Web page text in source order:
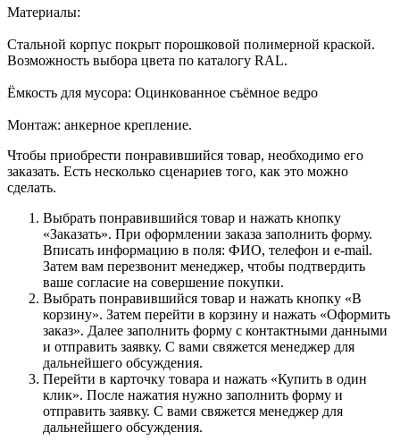
Материалы:
Стальной корпус покрыт порошковой полимерной краской.
Возможность выбора цвета по каталогу RAL.
Ёмкость для мусора: Оцинкованное съёмное ведро
Монтаж: анкерное крепление.
Чтобы приобрести понравившийся товар, необходимо его
заказать. Есть несколько сценариев того, как это можно
сделать.
Выбрать понравившийся товар и нажать кнопку
«Заказать». При оформлении заказа заполнить форму.
Вписать информацию в поля: ФИО, телефон и e-mail.
Затем вам перезвонит менеджер, чтобы подтвердить
ваше согласие на совершение покупки.
Выбрать понравившийся товар и нажать кнопку «В
корзину». Затем перейти в корзину и нажать «Оформить
заказ». Далее заполнить форму с контактными данными
и отправить заявку. С вами свяжется менеджер для
дальнейшего обсуждения.
Перейти в карточку товара и нажать «Купить в один
клик». После нажатия нужно заполнить форму и
отправить заявку. С вами свяжется менеджер для
дальнейшего обсуждения.